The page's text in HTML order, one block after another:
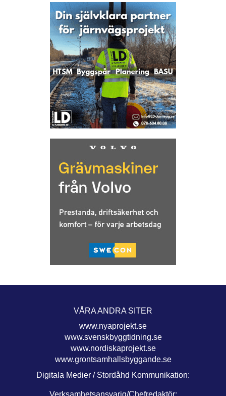
VÅRA ANDRA SITER
www.nyaprojekt.se
www.svenskbyggtidning.se
www.nordiskaprojekt.se
www.grontsamhallsbyggande.se
Digitala Medier / Stordåhd Kommunikation:
Verksamhetsansvarig/Chefredaktör: